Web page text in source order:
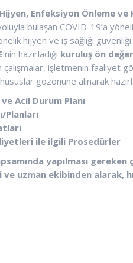
Enfeksiyon Önleme ve
bulaşan COVID-19’a
hijyen ve iş sağlığı güvenliği
‘nin hazırladığı kuruluş ön
çalışmalar, işletmenin
gözönüne alınarak
Acil Durum Planı
Planları
ile ilgili Prosedürler
yapılması gereken
ve uzman ekibinden alarak,